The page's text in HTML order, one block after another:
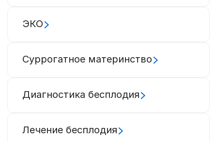
ЭКО
Суррогатное материнство
Диагностика бесплодия
Лечение бесплодия